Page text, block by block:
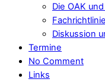
Die OAK
Diskussion
Termine
No Comment
Links